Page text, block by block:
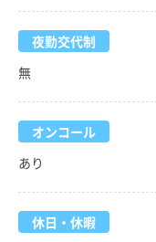
夜勤交代制
無
オンコール
あり
休日・休暇